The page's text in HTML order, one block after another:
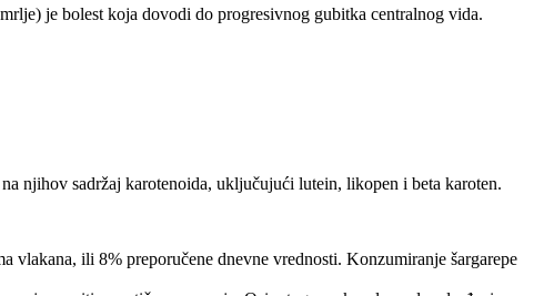
je bolest koja dovodi do progresivnog gubitka centralnog vida.
njihov sadržaj karotenoida, uključujući lutein, likopen i beta karoten.
vlakana, ili 8% preporučene dnevne vrednosti. Konzumiranje šargarepe